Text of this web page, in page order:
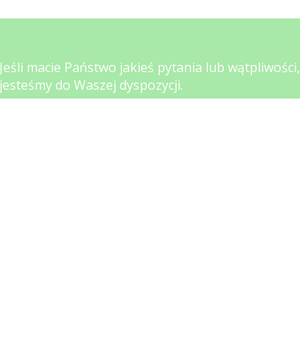
Jeśli macie Państwo jakieś pytania lub wątpliwości,
jesteśmy do Waszej dyspozycji.